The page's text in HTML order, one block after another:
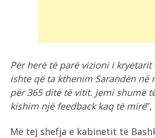
Për herë të parë vizioni i kryetarit
ishte që ta kthenim Sarandën në
për 365 ditë të vitit. Jemi shumë
kishim një feedback kaq të mirë
Më tej shefja e kabinetit të